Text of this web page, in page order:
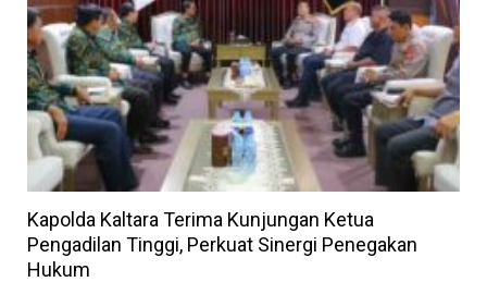
Kapolda Kaltara Terima Kunjungan Ketua
Pengadilan Tinggi, Perkuat Sinergi Penegakan
Hukum